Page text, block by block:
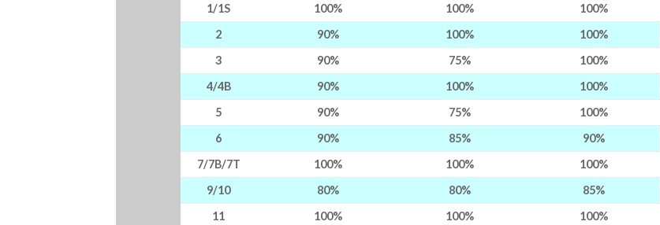
1/1S
100% 100%
100%
2
90% 100%
100%
3
90% 75%
100%
4/4B
90% 100%
100%
5
90% 75%
100%
6
90% 85%
90%
7/7B/7T
100% 100%
100%
9/10
80% 80%
85%
11
100% 100%
100%